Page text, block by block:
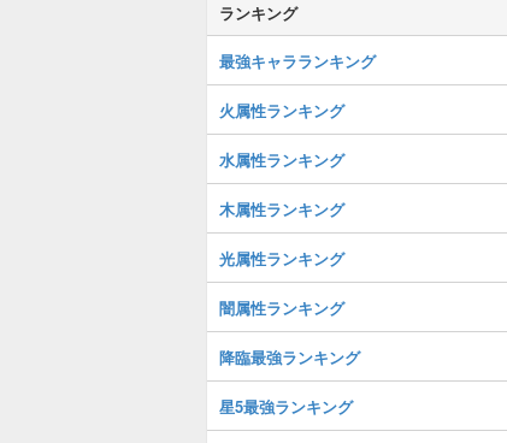
ランキング
最強キャラランキング
火属性ランキング
水属性ランキング
木属性ランキング
光属性ランキング
闇属性ランキング
降臨最強ランキング
星5最強ランキング